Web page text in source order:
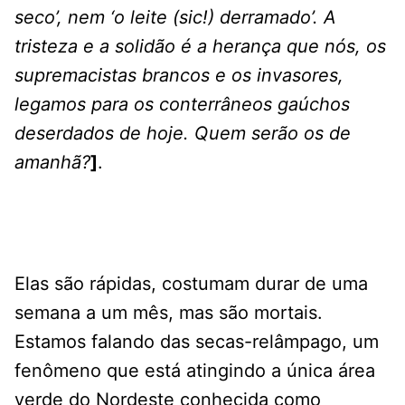
seco’, nem ‘o leite (sic!) derramado’. A
tristeza e a solidão é a herança que nós, os
supremacistas brancos e os invasores,
legamos para os conterrâneos gaúchos
deserdados de hoje. Quem serão os de
amanhã?].
Elas são rápidas, costumam durar de uma
semana a um mês, mas são mortais.
Estamos falando das secas-relâmpago, um
fenômeno que está atingindo a única área
verde do Nordeste conhecida como